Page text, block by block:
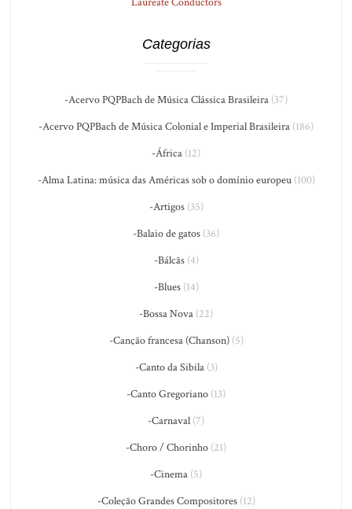
Categorias
-Acervo PQPBach de Música Clássica Brasileira (37)
-Acervo PQPBach de Música Colonial e Imperial Brasileira (186)
-África (12)
-Alma Latina: música das Américas sob o domínio europeu(100)
-Artigos(35)
-Balaio de gatos (36)
-Bálcãs(4)
-Blues(14)
-Bossa Nova (22)
-Canção francesa (Chanson)(5)
-Canto da Sibila(3)
-Canto Gregoriano (13)
-Carnaval (7)
-Choro / Chorinho (21)
-Cinema (5)
-Coleção Grandes Compositores(12)